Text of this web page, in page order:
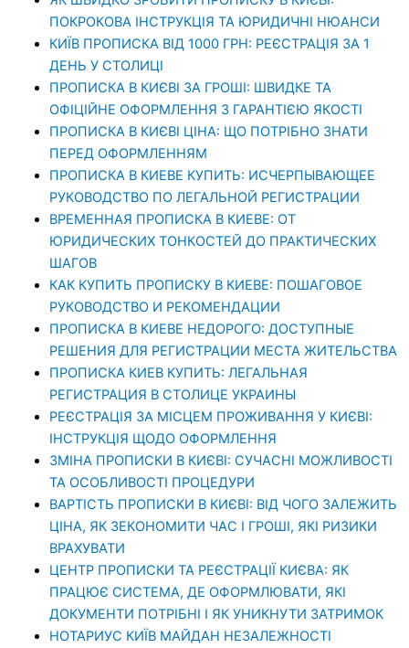
ПОКРОКОВА ІНСТРУКЦІЯ ТА ЮРИДИЧНІ НЮАНСИ
КИЇВ ПРОПИСКА ВІД 1000 ГРН: РЕЄСТРАЦІЯ ЗА 1
ДЕНЬ У СТОЛИЦІ
ПРОПИСКА В КИЄВІ ЗА ГРОШІ: ШВИДКЕ ТА
ОФІЦІЙНЕ ОФОРМЛЕННЯ З ГАРАНТІЄЮ ЯКОСТІ
ПРОПИСКА В КИЄВІ ЦІНА: ЩО ПОТРІБНО ЗНАТИ
ПЕРЕД ОФОРМЛЕННЯМ
ПРОПИСКА В КИЕВЕ КУПИТЬ: ИСЧЕРПЫВАЮЩЕЕ
РУКОВОДСТВО ПО ЛЕГАЛЬНОЙ РЕГИСТРАЦИИ
ВРЕМЕННАЯ ПРОПИСКА В КИЕВЕ: ОТ
ЮРИДИЧЕСКИХ ТОНКОСТЕЙ ДО ПРАКТИЧЕСКИХ
ШАГОВ
КАК КУПИТЬ ПРОПИСКУ В КИЕВЕ: ПОШАГОВОЕ
РУКОВОДСТВО И РЕКОМЕНДАЦИИ
ПРОПИСКА В КИЕВЕ НЕДОРОГО: ДОСТУПНЫЕ
РЕШЕНИЯ ДЛЯ РЕГИСТРАЦИИ МЕСТА ЖИТЕЛЬСТВА
ПРОПИСКА КИЕВ КУПИТЬ: ЛЕГАЛЬНАЯ
РЕГИСТРАЦИЯ В СТОЛИЦЕ УКРАИНЫ
РЕЄСТРАЦІЯ ЗА МІСЦЕМ ПРОЖИВАННЯ У КИЄВІ:
ІНСТРУКЦІЯ ЩОДО ОФОРМЛЕННЯ
ЗМІНА ПРОПИСКИ В КИЄВІ: СУЧАСНІ МОЖЛИВОСТІ
ТА ОСОБЛИВОСТІ ПРОЦЕДУРИ
ВАРТІСТЬ ПРОПИСКИ В КИЄВІ: ВІД ЧОГО ЗАЛЕЖИТЬ
ЦІНА, ЯК ЗЕКОНОМИТИ ЧАС І ГРОШІ, ЯКІ РИЗИКИ
ВРАХУВАТИ
ЦЕНТР ПРОПИСКИ ТА РЕЄСТРАЦІЇ КИЄВА: ЯК
ПРАЦЮЄ СИСТЕМА, ДЕ ОФОРМЛЮВАТИ, ЯКІ
ДОКУМЕНТИ ПОТРІБНІ І ЯК УНИКНУТИ ЗАТРИМОК
НОТАРИУС КИЇВ МАЙДАН НЕЗАЛЕЖНОСТІ